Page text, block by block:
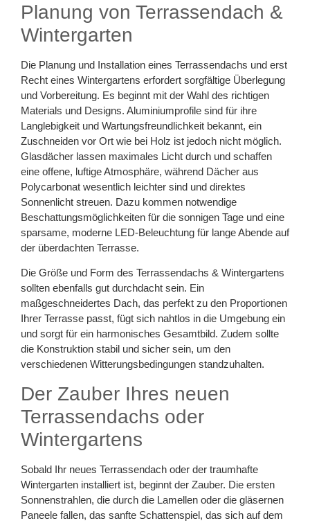
Planung von Terrassendach &
Wintergarten
Die Planung und Installation eines Terrassendachs und erst
Recht eines Wintergartens erfordert sorgfältige Überlegung
und Vorbereitung. Es beginnt mit der Wahl des richtigen
Materials und Designs. Aluminiumprofile sind für ihre
Langlebigkeit und Wartungsfreundlichkeit bekannt, ein
Zuschneiden vor Ort wie bei Holz ist jedoch nicht möglich.
Glasdächer lassen maximales Licht durch und schaffen
eine offene, luftige Atmosphäre, während Dächer aus
Polycarbonat wesentlich leichter sind und direktes
Sonnenlicht streuen. Dazu kommen notwendige
Beschattungsmöglichkeiten für die sonnigen Tage und eine
sparsame, moderne LED-Beleuchtung für lange Abende auf
der überdachten Terrasse.
Die Größe und Form des Terrassendachs & Wintergartens
sollten ebenfalls gut durchdacht sein. Ein
maßgeschneidertes Dach, das perfekt zu den Proportionen
Ihrer Terrasse passt, fügt sich nahtlos in die Umgebung ein
und sorgt für ein harmonisches Gesamtbild. Zudem sollte
die Konstruktion stabil und sicher sein, um den
verschiedenen Witterungsbedingungen standzuhalten.
Der Zauber Ihres neuen
Terrassendachs oder
Wintergartens
Sobald Ihr neues Terrassendach oder der traumhafte
Wintergarten installiert ist, beginnt der Zauber. Die ersten
Sonnenstrahlen, die durch die Lamellen oder die gläsernen
Paneele fallen, das sanfte Schattenspiel, das sich auf dem